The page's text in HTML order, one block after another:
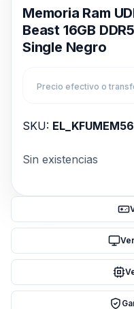
Memoria Ram
Beast 16GB
Single Negro
Precio efectivo o
SKU:
Sin existencias